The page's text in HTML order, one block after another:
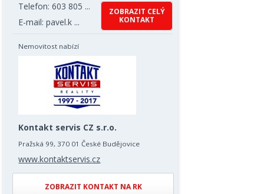
Telefon: 603 805 ...
E-mail: pavel.k ...
ZOBRAZIT CELÝ
KONTAKT
Nemovitost nabízí
Kontakt servis CZ s.r.o.
Pražská 99, 370 01 České Budějovice
www.kontaktservis.cz
ZOBRAZIT KONTAKT NA RK